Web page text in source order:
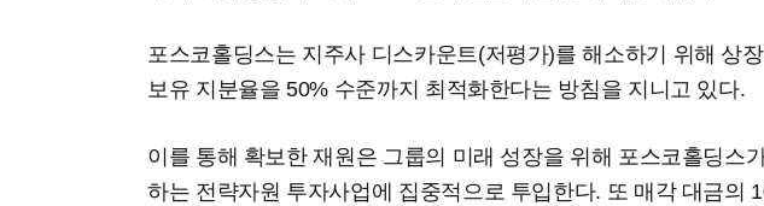
포스코홀딩스는 지주사 디스카운트(저평가)를 해소하기 위해 상
보유 지분율을 50% 수준까지 최적화한다는 방침을 지니고 있다.
이를 통해 확보한 재원은 그룹의 미래 성장을 위해 포스코홀딩스
하는 전략자원 투자사업에 집중적으로 투입한다. 또 매각 대금의